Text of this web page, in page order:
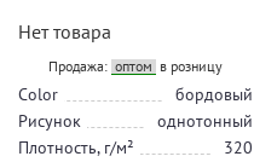
Нет товара
Продажа: оптом в розницу
Color
бордовый
Рисунок
однотонный
Плотность, г/м²
320